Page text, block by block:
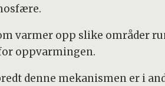
varmer opp slike områder
oppvarmingen.
denne mekanismen er i